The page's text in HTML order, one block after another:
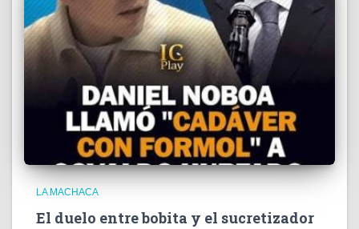
LA MACHACA
El duelo entre bobita y el sucretizador